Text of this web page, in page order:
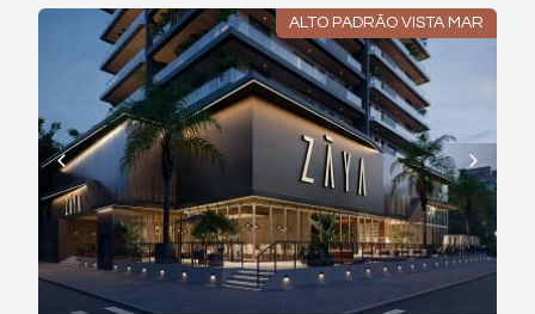
ALTO PADRÃO VISTA MAR